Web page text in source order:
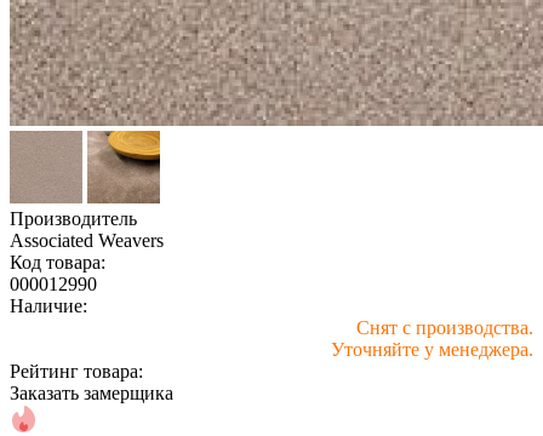
Производитель
Associated Weavers
Код товара:
000012990
Наличие:
Снят с производства.
Уточняйте у менеджера.
Рейтинг товара:
Заказать замерщика